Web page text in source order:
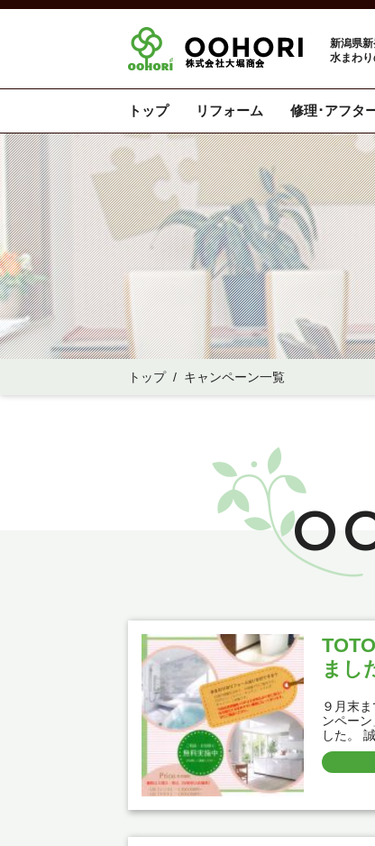
新潟県新
水まわ
トップ リフォーム 修理･アフタ
トップ/ キャンペーン一覧
まし
９月末
ンペー
した。